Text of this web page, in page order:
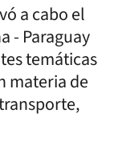
a cabo el
- Paraguay
temáticas
materia de